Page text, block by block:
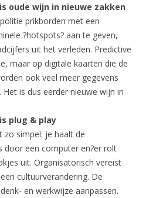
oude wijn in nieuwe zakken
prikborden met een
?hotspots? aan te geven,
uit het verleden. Predictive
maar op digitale kaarten die de
ook veel meer gegevens
Het is dus eerder nieuwe wijn in
plug & play
zo simpel: je haalt de
door een computer en?er rolt
uit. Organisatorisch vereist
cultuurverandering. De
en werkwijze aanpassen.